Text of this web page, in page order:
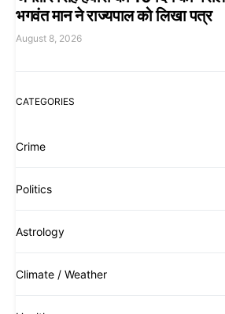
भगवंत मान ने राज्यपाल को लिखा पत्र
August 8, 2026
CATEGORIES
Crime
Politics
Astrology
Climate / Weather